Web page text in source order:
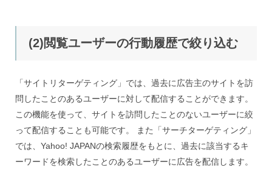
(2)閲覧ユーザーの行動履歴で絞り込む
「サイトリターゲティング」では、過去に広告主のサイトを訪
問したことのあるユーザーに対して配信することができます。
この機能を使って、サイトを訪問したことのないユーザーに絞
って配信することも可能です。 また「サーチターゲティング」
では、Yahoo! JAPANの検索履歴をもとに、過去に該当するキ
ーワードを検索したことのあるユーザーに広告を配信します。